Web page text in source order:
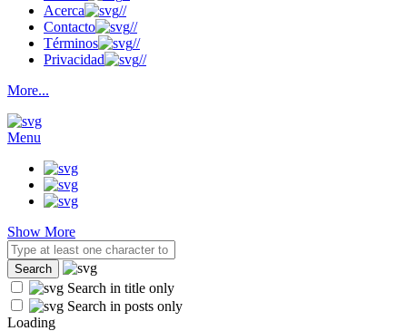
Acerca
//
Contacto
//
Términos
//
Privacidad
//
More...
Menu
Show More
Search in title only
Search in posts only
Loading